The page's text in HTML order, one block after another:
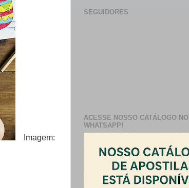
Imagem:
SEGUIDORES
ACESSE NOSSO CATÁLOGO NO
WHATSAPP!